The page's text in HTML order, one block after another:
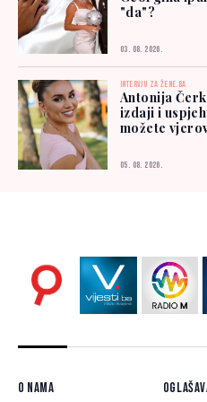
"da"?
03. 08. 2026.
INTERVJU ZA ŽENE.BA
Antonija
izdaji i
možete
05. 08. 2026.
O nama